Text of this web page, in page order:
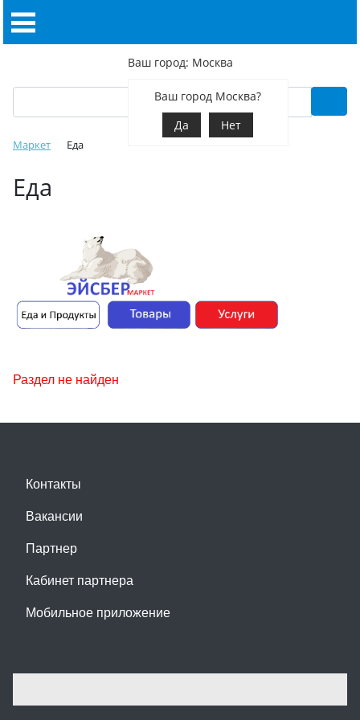
Ваш город: Москва
Ваш город Москва?
Да
Нет
Маркет Еда
Еда
Раздел не найден
Контакты
Вакансии
Партнер
Кабинет партнера
Мобильное приложение